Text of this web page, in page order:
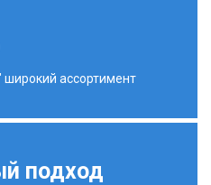
ассортимент
подход